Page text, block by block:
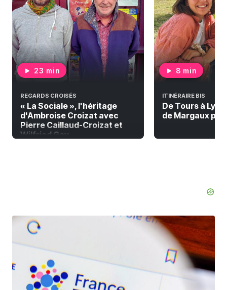
23 min
REGARDS CROISÉS
« La Sociale », l'héritage
d'Ambroise Croizat avec
Pierre Caillaud-Croizat et
Wilfried Gay
8 min
ITINÉRAIRE BIS
De Tours à
de Margaux